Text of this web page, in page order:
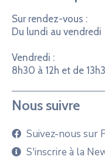
Sur rendez-vous :
Du lundi au vendredi
Vendredi :
8h30 à 12h et de
Nous suivre
Suivez-nous sur
S'inscrire à la